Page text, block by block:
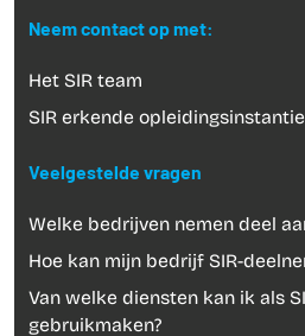
Neem contact op met:
Het SIR team
SIR erkende
Veelgestelde vragen
Welke bedrijven nemen deel
Hoe kan mijn bedrijf SIR-
Van welke diensten kan ik als
gebruikmaken?